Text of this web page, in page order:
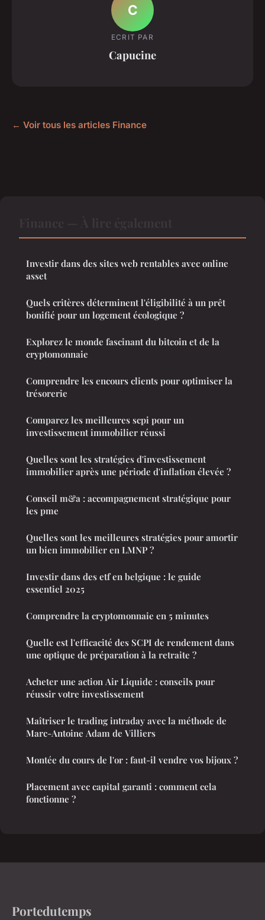
C
ECRIT PAR
Capucine
← Voir tous les articles Finance
Investir dans des sites web rentables avec online
asset
Quels critères déterminent l'éligibilité à un prêt
bonifié pour un logement écologique ?
Explorez le monde fascinant du bitcoin et de la
cryptomonnaie
Comprendre les encours clients pour optimiser la
trésorerie
Comparez les meilleures scpi pour un
investissement immobilier réussi
Quelles sont les stratégies d'investissement
immobilier après une période d'inflation élevée ?
Conseil m&a : accompagnement stratégique pour
les pme
Quelles sont les meilleures stratégies pour amortir
un bien immobilier en LMNP ?
Investir dans des etf en belgique : le guide
essentiel 2025
Comprendre la cryptomonnaie en 5 minutes
Quelle est l'efficacité des SCPI de rendement dans
une optique de préparation à la retraite ?
Acheter une action Air Liquide : conseils pour
réussir votre investissement
Maîtriser le trading intraday avec la méthode de
Marc-Antoine Adam de Villiers
Montée du cours de l'or : faut-il vendre vos bijoux ?
Placement avec capital garanti : comment cela
fonctionne ?
Portedutemps